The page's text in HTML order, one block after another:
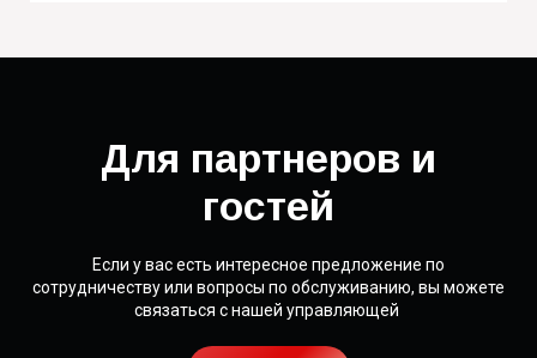
Для партнеров и
гостей
Если у вас есть интересное предложение по
сотрудничеству или вопросы по обслуживанию, вы можете
связаться с нашей управляющей